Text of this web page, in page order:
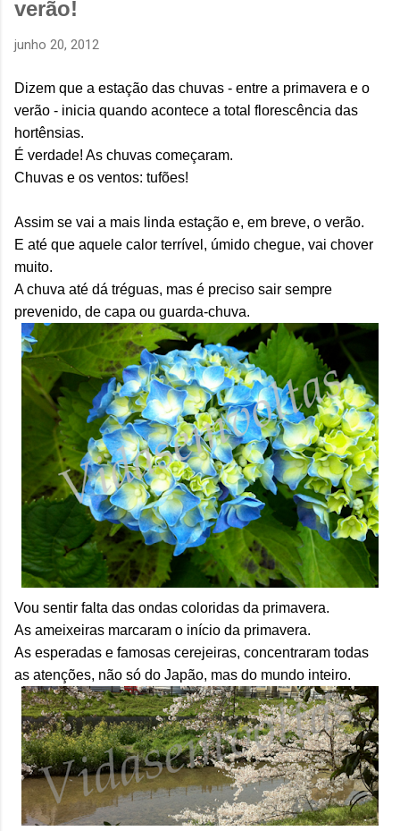
verão!
junho 20, 2012
Dizem que a estação das chuvas - entre a primavera e o
verão - inicia quando acontece a total florescência das
hortênsias.
É verdade! As chuvas começaram.
Chuvas e os ventos: tufões!
Assim se vai a mais linda estação e, em breve, o verão.
E até que aquele calor terrível, úmido chegue, vai chover
muito.
A chuva até dá tréguas, mas é preciso sair sempre
prevenido, de capa ou guarda-chuva.
Vou sentir falta das ondas coloridas da primavera.
As ameixeiras marcaram o início da primavera.
As esperadas e famosas cerejeiras, concentraram todas
as atenções, não só do Japão, mas do mundo inteiro.